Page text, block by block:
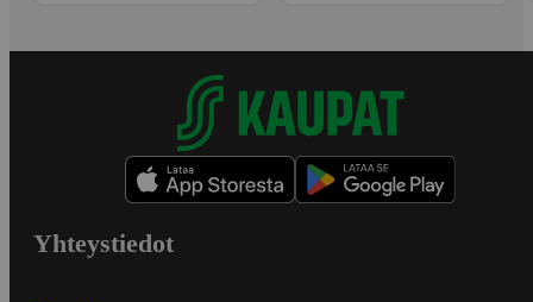
Yhteystiedot